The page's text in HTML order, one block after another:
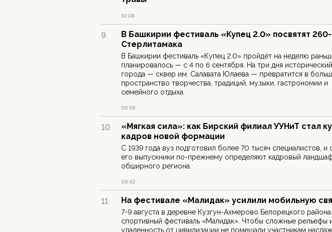
10:08
9
В Башкирии фестиваль «Купец 2.0» посвятят
Стерлитамака
В Башкирии фестиваль «Купец 2.0» пройдёт на неделю
планировалось — с 4 по 6 сентября. На три дня
города — сквер им. Салавата Юлаева — превратится в
пространство творчества, традиций, музыки, гастрономии и
семейного отдыха.
09:59
10
«Мягкая сила»: как Бирский филиал УУНиТ стал
кадров новой формации
С 1939 года вуз подготовил более 70 тысяч специалистов, и
его выпускники по-прежнему определяют кадровый
обширного региона.
09:42
11 На фестивале «Малидак» усилили мобильную
7-9 августа в деревне Кузгун-Ахмерово Белорецкого
спортивный фестиваль «Малидак». Чтобы сложные рельефы
удаленность от цивилизации не помешали участникам